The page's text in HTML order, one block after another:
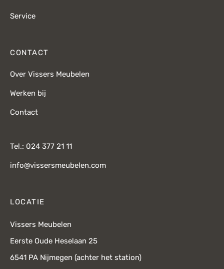
Service
CONTACT
Over Vissers Meubelen
Werken bij
Contact
Tel.: 024 377 21 11
info@vissersmeubelen.com
LOCATIE
Vissers Meubelen
Eerste Oude Heselaan 25
6541 PA Nijmegen (achter het station)